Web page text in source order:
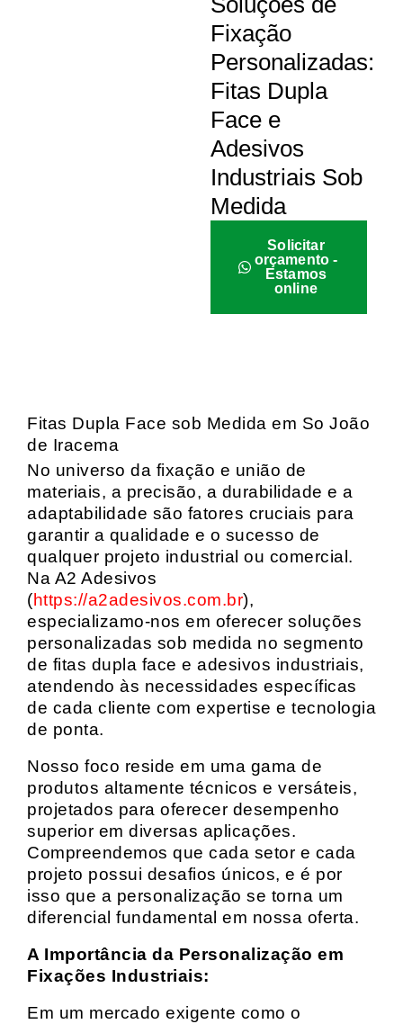
Fixação
Personalizadas:
Fitas Dupla
Face e
Adesivos
Industriais Sob
Medida
Solicitar
orçamento -
Estamos
online
Fitas Dupla Face sob Medida em So João
de Iracema
No universo da fixação e união de
materiais, a precisão, a durabilidade e a
adaptabilidade são fatores cruciais para
garantir a qualidade e o sucesso de
qualquer projeto industrial ou comercial.
Na A2 Adesivos
(https://a2adesivos.com.br),
especializamo-nos em oferecer soluções
personalizadas sob medida no segmento
de fitas dupla face e adesivos industriais,
atendendo às necessidades específicas
de cada cliente com expertise e tecnologia
de ponta.
Nosso foco reside em uma gama de
produtos altamente técnicos e versáteis,
projetados para oferecer desempenho
superior em diversas aplicações.
Compreendemos que cada setor e cada
projeto possui desafios únicos, e é por
isso que a personalização se torna um
diferencial fundamental em nossa oferta.
A Importância da Personalização em
Fixações Industriais:
Em um mercado exigente como o